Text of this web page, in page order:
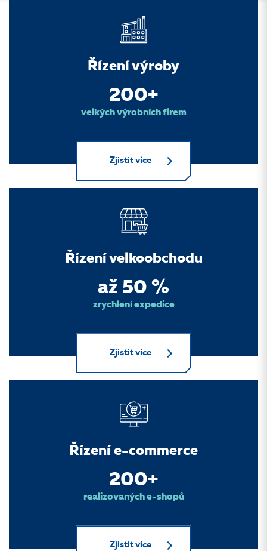
Řízení výroby
200+
velkých výrobních firem
Zjistit více
Řízení velkoobchodu
až 50 %
zrychlení expedice
Zjistit více
Řízení e-commerce
200+
realizovaných e-shopů
Zjistit více